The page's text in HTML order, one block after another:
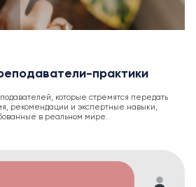
практики
которые стремятся передать
рекомендации и экспертные навыки,
в реальном мире.